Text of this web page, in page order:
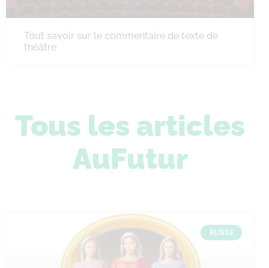
Tout savoir sur le commentaire de texte de
théâtre
Tous les articles
AuFutur
RUSSE